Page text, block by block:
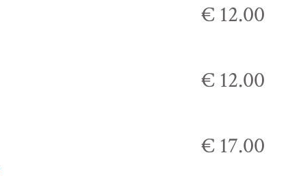
€ 12.00
€ 12.00
€ 17.00